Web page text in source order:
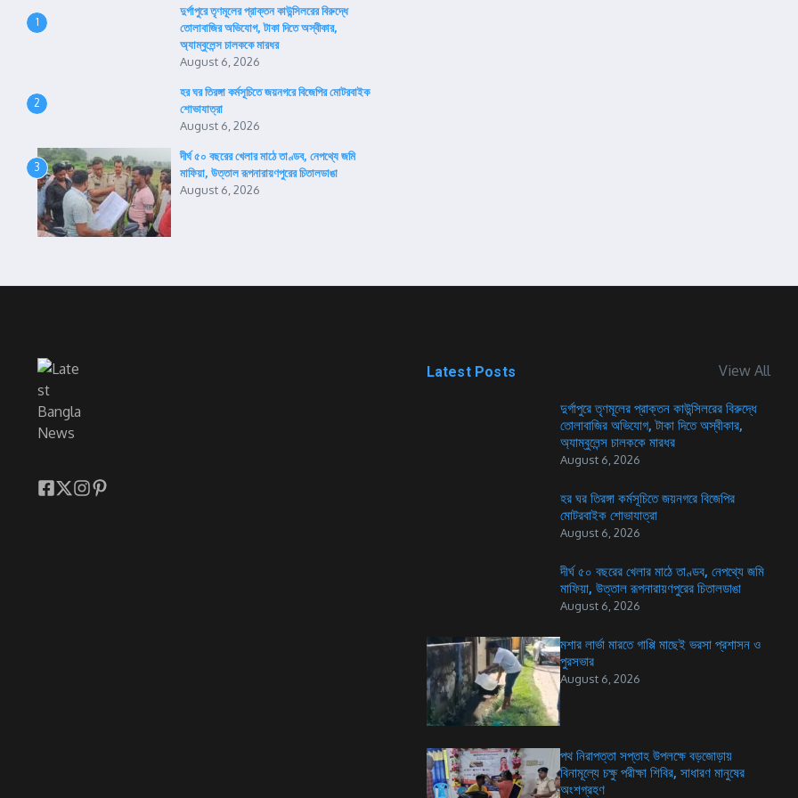
1
দুর্গাপুরে তৃণমূলের প্রাক্তন কাউন্সিলরের বিরুদ্ধে
তোলাবাজির অভিযোগ, টাকা দিতে অস্বীকার,
অ্যাম্বুলেন্স চালককে মারধর
August 6, 2026
2
হর ঘর তিরঙ্গা কর্মসূচিতে জয়নগরে বিজেপির মোটরবাইক
শোভাযাত্রা
August 6, 2026
3
দীর্ঘ ৫০ বছরের খেলার মাঠে তাণ্ডব, নেপথ্যে জমি
মাফিয়া, উত্তাল রূপনারায়ণপুরের চিতালডাঙা
August 6, 2026
Latest Posts View All
দুর্গাপুরে তৃণমূলের প্রাক্তন কাউন্সিলরের বিরুদ্ধে
তোলাবাজির অভিযোগ, টাকা দিতে অস্বীকার,
অ্যাম্বুলেন্স চালককে মারধর
August 6, 2026
হর ঘর তিরঙ্গা কর্মসূচিতে জয়নগরে বিজেপির
মোটরবাইক শোভাযাত্রা
August 6, 2026
দীর্ঘ ৫০ বছরের খেলার মাঠে তাণ্ডব, নেপথ্যে জমি
মাফিয়া, উত্তাল রূপনারায়ণপুরের চিতালডাঙা
August 6, 2026
মশার লার্ভা মারতে গাপ্পি মাছেই ভরসা প্রশাসন ও
পুরসভার
August 6, 2026
পথ নিরাপত্তা সপ্তাহ উপলক্ষে বড়জোড়ায়
বিনামূল্যে চক্ষু পরীক্ষা শিবির, সাধারণ মানুষের
অংশগ্রহণ